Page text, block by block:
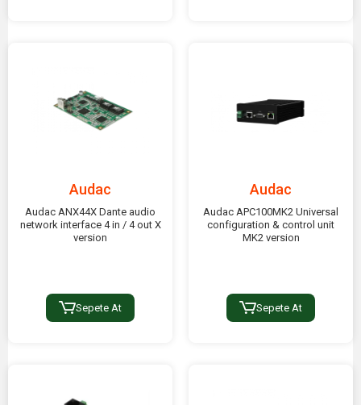
Audac
Audac ANX44X Dante audio
network interface 4 in / 4 out X
version
Sepete At
Audac
Audac APC100MK2 Universal
configuration & control unit
MK2 version
Sepete At